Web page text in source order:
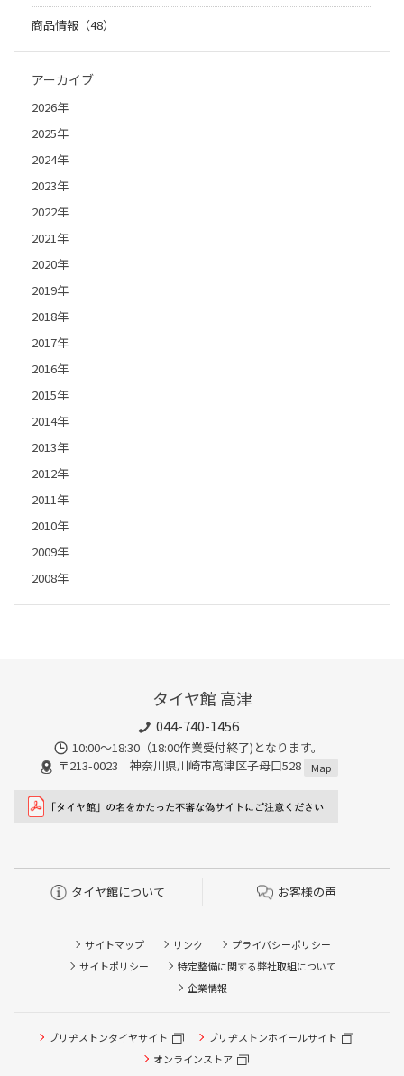
商品情報（48）
アーカイブ
2026年
2025年
2024年
2023年
2022年
2021年
2020年
2019年
2018年
2017年
2016年
2015年
2014年
2013年
2012年
2011年
2010年
2009年
2008年
タイヤ館 高津
044-740-1456
10:00～18:30（18:00作業受付終了)となります。
〒213-0023 神奈川県川崎市高津区子母口528
Map
タイヤ館について お客様の声
サイトマップ リンク
プライバシーポリシー
サイトポリシー
特定整備に関する弊社取組について
企業情報
ブリヂストンタイヤサイト
ブリヂストンホイールサイト
オンラインストア
タイヤ点検・安全点検/タイヤ履き替え/オイル交換/その他
ピット作業の予約